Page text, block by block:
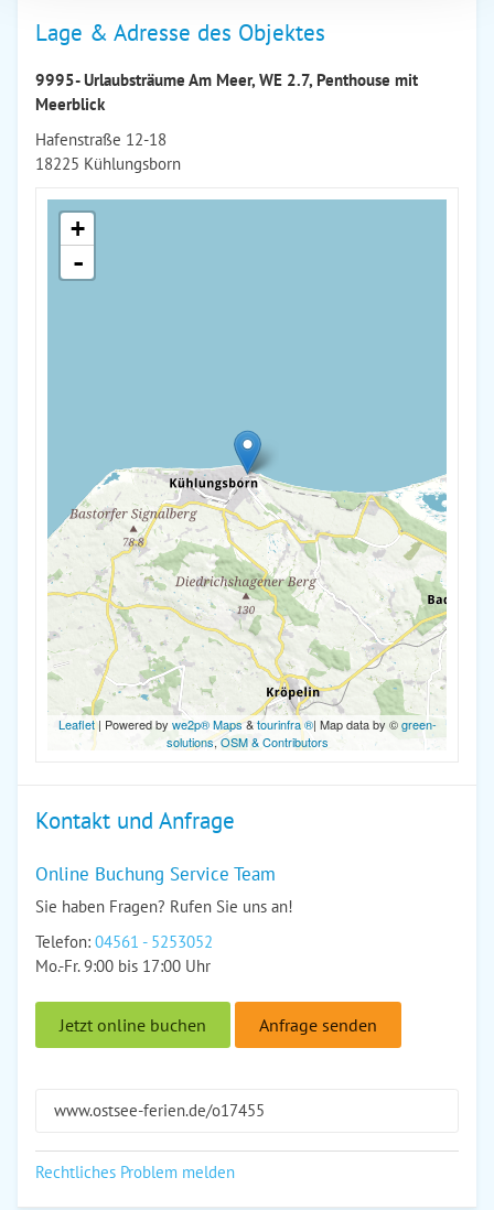
Lage & Adresse des Objektes
9995- Urlaubsträume Am Meer, WE 2.7, Penthouse mit
Meerblick
Hafenstraße 12-18
18225 Kühlungsborn
+
-
Leaflet| Powered by we2p® Maps&tourinfra ®| Map data by ©green-
solutions,OSM & Contributors
Kontakt und Anfrage
Online Buchung Service Team
Sie haben Fragen? Rufen Sie uns an!
Telefon: 04561 - 5253052
Mo.-Fr. 9:00 bis 17:00 Uhr
Jetzt online buchen Anfrage senden
www.ostsee-ferien.de/o17455
Rechtliches Problem melden